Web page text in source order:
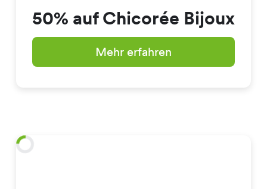
50% auf Chicorée Bijoux
Mehr erfahren